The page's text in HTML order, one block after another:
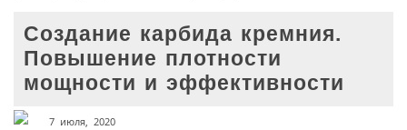
Создание карбида кремния.
Повышение плотности
мощности и эффективности
7 июля, 2020